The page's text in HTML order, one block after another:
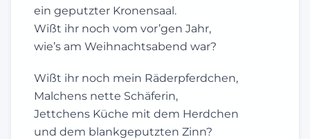
ein geputzter Kronensaal.
Wißt ihr noch vom vor’gen Jahr,
wie’s am Weihnachtsabend war?
Wißt ihr noch mein Räderpferdchen,
Malchens nette Schäferin,
Jettchens Küche mit dem Herdchen
und dem blankgeputzten Zinn?